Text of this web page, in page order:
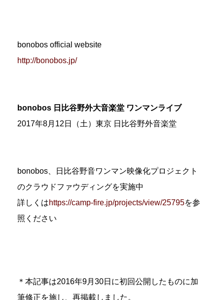
bonobos official website
http://bonobos.jp/
bonobos 日比谷野外大音楽堂 ワンマンライブ
2017年8月12日（土）東京 日比谷野外音楽堂
bonobos、日比谷野音ワンマン映像化プロジェクト
のクラウドファウディングを実施中
詳しくはhttps://camp-fire.jp/projects/view/25795を参
照ください
＊本記事は2016年9月30日に初回公開したものに加
筆修正を施し、再掲載しました。